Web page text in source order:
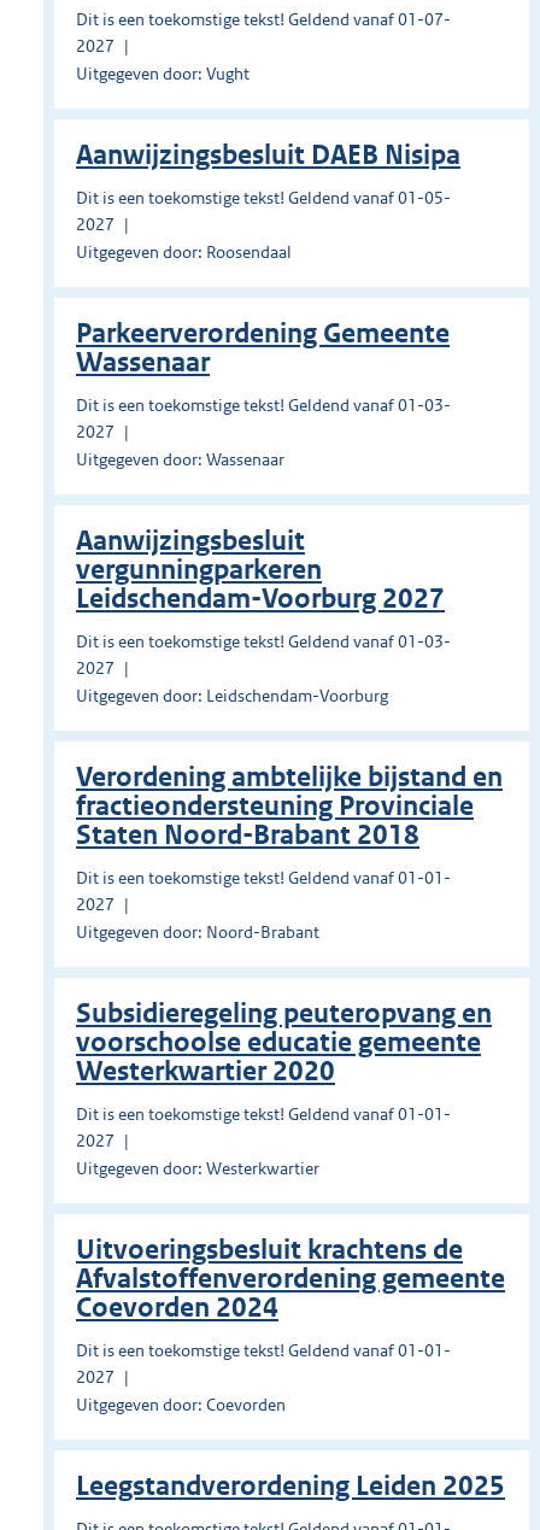
Dit is een toekomstige tekst! Geldend vanaf 01-07-
2027
Uitgegeven door: Vught
Aanwijzingsbesluit DAEB Nisipa
Dit is een toekomstige tekst! Geldend vanaf 01-05-
2027
Uitgegeven door: Roosendaal
Parkeerverordening Gemeente
Wassenaar
Dit is een toekomstige tekst! Geldend vanaf 01-03-
2027
Uitgegeven door: Wassenaar
Aanwijzingsbesluit
vergunningparkeren
Leidschendam-Voorburg 2027
Dit is een toekomstige tekst! Geldend vanaf 01-03-
2027
Uitgegeven door: Leidschendam-Voorburg
Verordening ambtelijke bijstand en
fractieondersteuning Provinciale
Staten Noord-Brabant 2018
Dit is een toekomstige tekst! Geldend vanaf 01-01-
2027
Uitgegeven door: Noord-Brabant
Subsidieregeling peuteropvang en
voorschoolse educatie gemeente
Westerkwartier 2020
Dit is een toekomstige tekst! Geldend vanaf 01-01-
2027
Uitgegeven door: Westerkwartier
Uitvoeringsbesluit krachtens de
Afvalstoffenverordening gemeente
Coevorden 2024
Dit is een toekomstige tekst! Geldend vanaf 01-01-
2027
Uitgegeven door: Coevorden
Leegstandverordening Leiden 2025